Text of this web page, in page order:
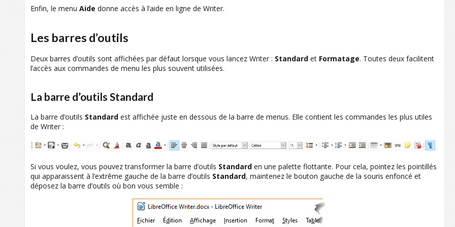
Enfin, le menu Aide donne accès à l’aide en ligne de Writer.
Les barres d’outils
Deux barres d’outils sont affichées par défaut lorsque vous lancez Writer : Standard et Formatage. Toutes deux facilitent
l’accès aux commandes de menu les plus souvent utilisées.
La barre d’outils Standard
La barre d’outils Standard est affichée juste en dessous de la barre de menus. Elle contient les commandes les plus utiles
de Writer :
Si vous voulez, vous pouvez transformer la barre d’outils Standard en une palette flottante. Pour cela, pointez les pointillés
qui apparaissent à l’extrême gauche de la barre d’outils Standard, maintenez le bouton gauche de la souris enfoncé et
déposez la barre d’outils où bon vous semble :